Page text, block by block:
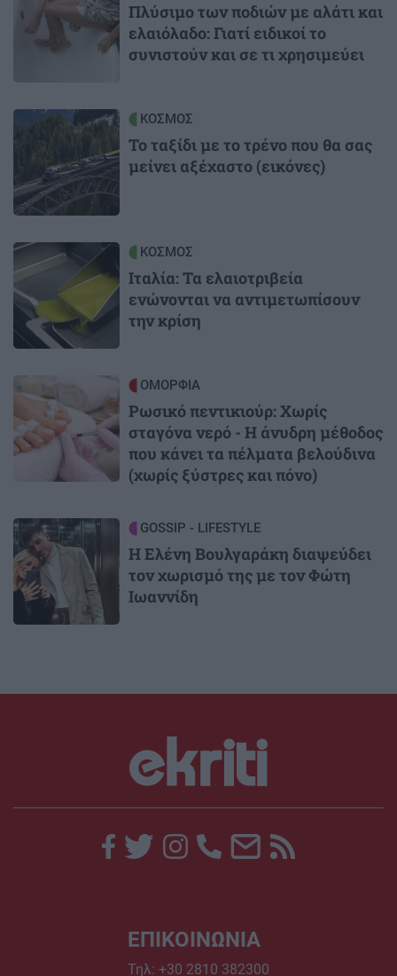
Πλύσιμο των ποδιών με αλάτι και
ελαιόλαδο: Γιατί ειδικοί το
συνιστούν και σε τι χρησιμεύει
Image ΚΟΣΜΟΣ
Το ταξίδι με το τρένο που θα σας
μείνει αξέχαστο (εικόνες)
Image ΚΟΣΜΟΣ
Ιταλία: Τα ελαιοτριβεία
ενώνονται να αντιμετωπίσουν
την κρίση
ΟΜΟΡΦΙΑ
Ρωσικό πεντικιούρ: Χωρίς
σταγόνα νερό - Η άνυδρη μέθοδος
που κάνει τα πέλματα βελούδινα
(χωρίς ξύστρες και πόνο)
Image GOSSIP - LIFESTYLE
Η Ελένη Βουλγαράκη διαψεύδει
τον χωρισμό της με τον Φώτη
Ιωαννίδη
ΕΠΙΚΟΙΝΩΝΙΑ
Τηλ: +30 2810 382300